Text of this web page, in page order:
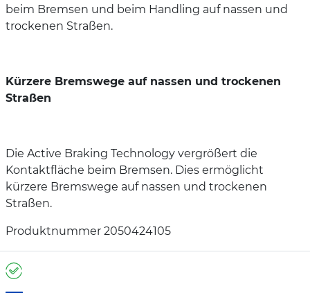
beim Bremsen und beim Handling auf nassen und
trockenen Straßen.
Kürzere Bremswege auf nassen und trockenen
Straßen
Die Active Braking Technology vergrößert die
Kontaktfläche beim Bremsen. Dies ermöglicht
kürzere Bremswege auf nassen und trockenen
Straßen.
Produktnummer 2050424105